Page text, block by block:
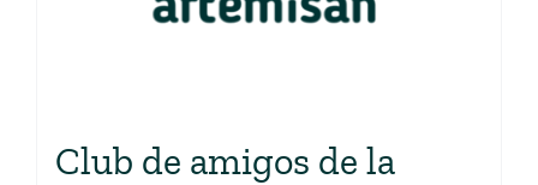
Club de amigos de la